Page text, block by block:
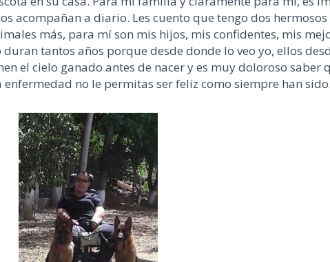
acompañan a diario. Les cuento que tengo dos
más, para mí son mis hijos, mis confidentes, mis
tantos años porque desde donde lo veo yo, ellos
el cielo ganado antes de nacer y es muy doloroso saber
no le permitas ser feliz como siempre han sido.